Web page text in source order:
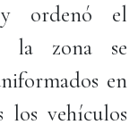
ordenó el
la zona se
en
los vehículos